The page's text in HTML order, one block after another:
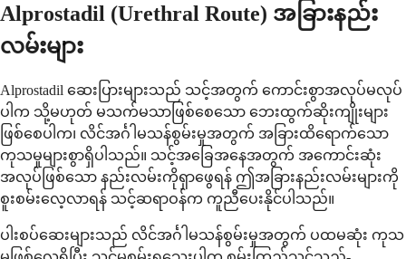
Alprostadil (Urethral Route) အခြားနည်း
လမ်းများ
Alprostadil ဆေးပြားများသည် သင့်အတွက် ကောင်းစွာအလုပ်မလုပ်
ပါက သို့မဟုတ် မသက်မသာဖြစ်စေသော ဘေးထွက်ဆိုးကျိုးများ
ဖြစ်စေပါက၊ လိင်အင်္ဂါမသန်စွမ်းမှုအတွက် အခြားထိရောက်သော
ကုသမှုများစွာရှိပါသည်။ သင့်အခြေအနေအတွက် အကောင်းဆုံး
အလုပ်ဖြစ်သော နည်းလမ်းကိုရှာဖွေရန် ဤအခြားနည်းလမ်းများကို
စူးစမ်းလေ့လာရန် သင့်ဆရာဝန်က ကူညီပေးနိုင်ပါသည်။
ပါးစပ်ဆေးများသည် လိင်အင်္ဂါမသန်စွမ်းမှုအတွက် ပထမဆုံး ကုသ